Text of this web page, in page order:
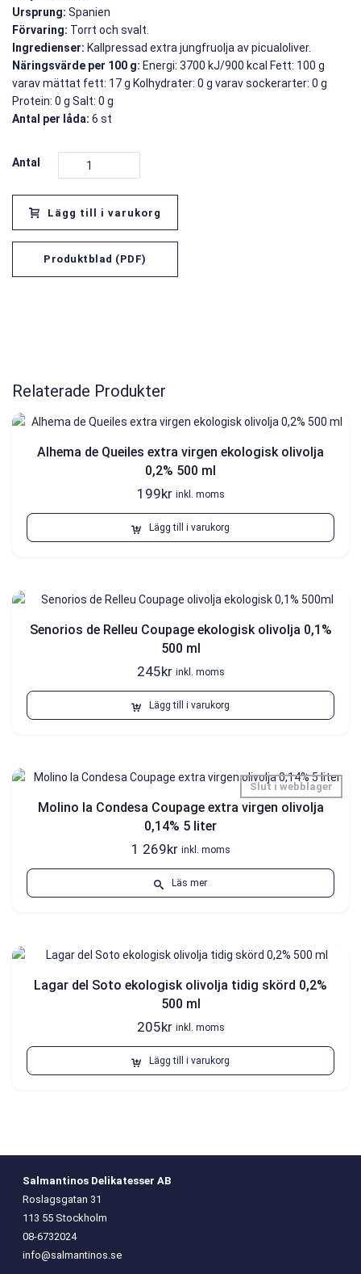
Ursprung: Spanien
Förvaring: Torrt och svalt.
Ingredienser: Kallpressad extra jungfruolja av picualoliver.
Näringsvärde per 100 g: Energi: 3700 kJ/900 kcal Fett: 100 g
varav mättat fett: 17 g Kolhydrater: 0 g varav sockerarter: 0 g
Protein: 0 g Salt: 0 g
Antal per låda: 6 st
Antal
Lägg till i varukorg
Produktblad (PDF)
Relaterade Produkter
Alhema de Queiles extra virgen ekologisk olivolja
0,2% 500 ml
199kr inkl. moms
Lägg till i varukorg
Senorios de Relleu Coupage ekologisk olivolja 0,1%
500 ml
245kr inkl. moms
Lägg till i varukorg
Molino la Condesa Coupage extra virgen olivolja
0,14% 5 liter
Slut i webblager
1 269kr inkl. moms
Läs mer
Lagar del Soto ekologisk olivolja tidig skörd 0,2%
500 ml
205kr inkl. moms
Lägg till i varukorg
Salmantinos Delikatesser AB
Roslagsgatan 31
113 55 Stockholm
08-6732024
info@salmantinos.se